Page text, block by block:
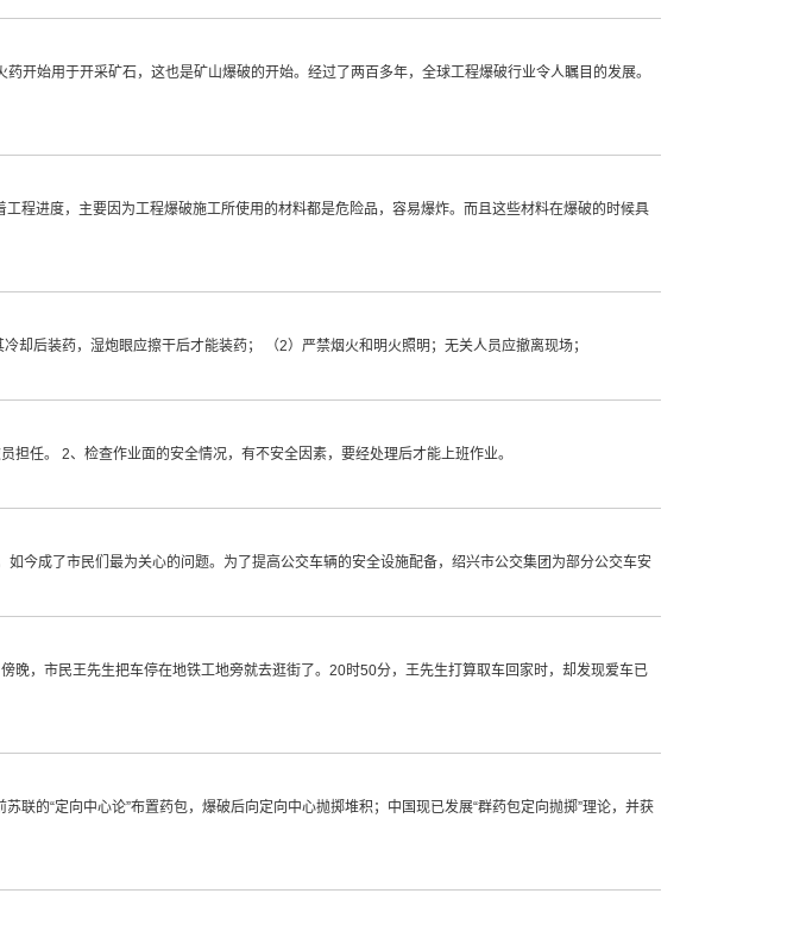
始用于开采矿石，这也是矿山爆破的开始。经过了两百多年，全球工程爆破行业令人瞩目的发展。
程进度，主要因为工程爆破施工所使用的材料都是危险品，容易爆炸。而且这些材料在爆破的时候具
后装药，湿炮眼应擦干后才能装药； （2）严禁烟火和明火照明；无关人员应撤离现场；
任。 2、检查作业面的安全情况，有不安全因素，要经处理后才能上班作业。
今成了市民们最为关心的问题。为了提高公交车辆的安全设施配备，绍兴市公交集团为部分公交车安
，市民王先生把车停在地铁工地旁就去逛街了。20时50分，王先生打算取车回家时，却发现爱车已
的“定向中心论”布置药包，爆破后向定向中心抛掷堆积；中国现已发展“群药包定向抛掷”理论，并获